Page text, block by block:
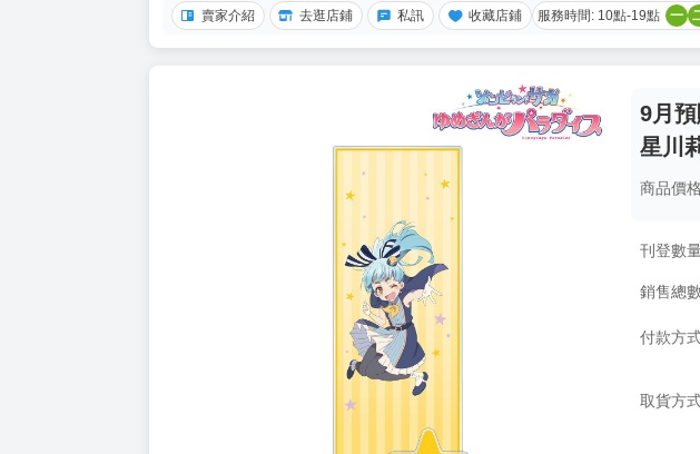
賣家介紹 去逛店鋪 私訊 收藏店鋪 服務時間: 10點-19點 一
9月
星川
商品價格
刊登數
銷售總數
付款方
取貨方